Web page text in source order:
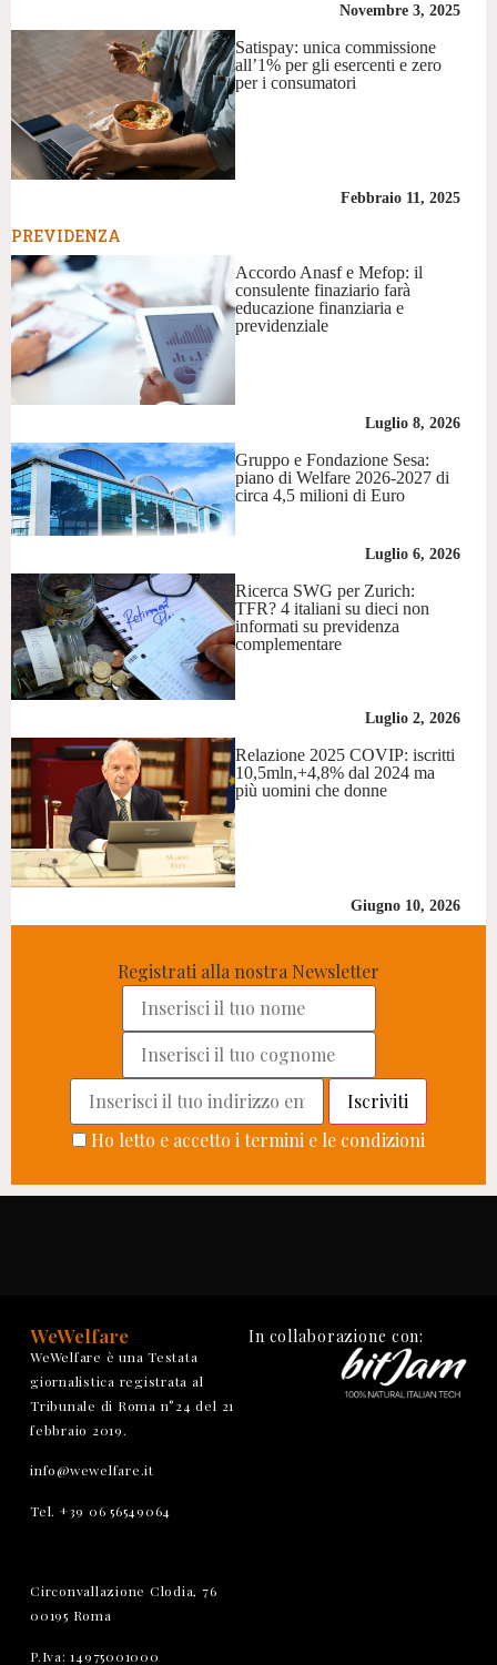
Novembre 3, 2025
Satispay: unica commissione
all’1% per gli esercenti e zero
per i consumatori
Febbraio 11, 2025
PREVIDENZA
Accordo Anasf e Mefop: il
consulente finaziario farà
educazione finanziaria e
previdenziale
Luglio 8, 2026
Gruppo e Fondazione Sesa:
piano di Welfare 2026-2027 di
circa 4,5 milioni di Euro
Luglio 6, 2026
Ricerca SWG per Zurich:
TFR? 4 italiani su dieci non
informati su previdenza
complementare
Luglio 2, 2026
Relazione 2025 COVIP: iscritti
10,5mln,+4,8% dal 2024 ma
più uomini che donne
Giugno 10, 2026
Registrati alla nostra Newsletter
Ho letto e accetto i termini e le condizioni
WeWelfare
WeWelfare è una Testata
giornalistica registrata al
Tribunale di Roma n°24 del 21
febbraio 2019.
info@wewelfare.it
Tel. +39 06 56549064
Circonvallazione Clodia, 76
00195 Roma
P.Iva: 14975001000
In collaborazione con: